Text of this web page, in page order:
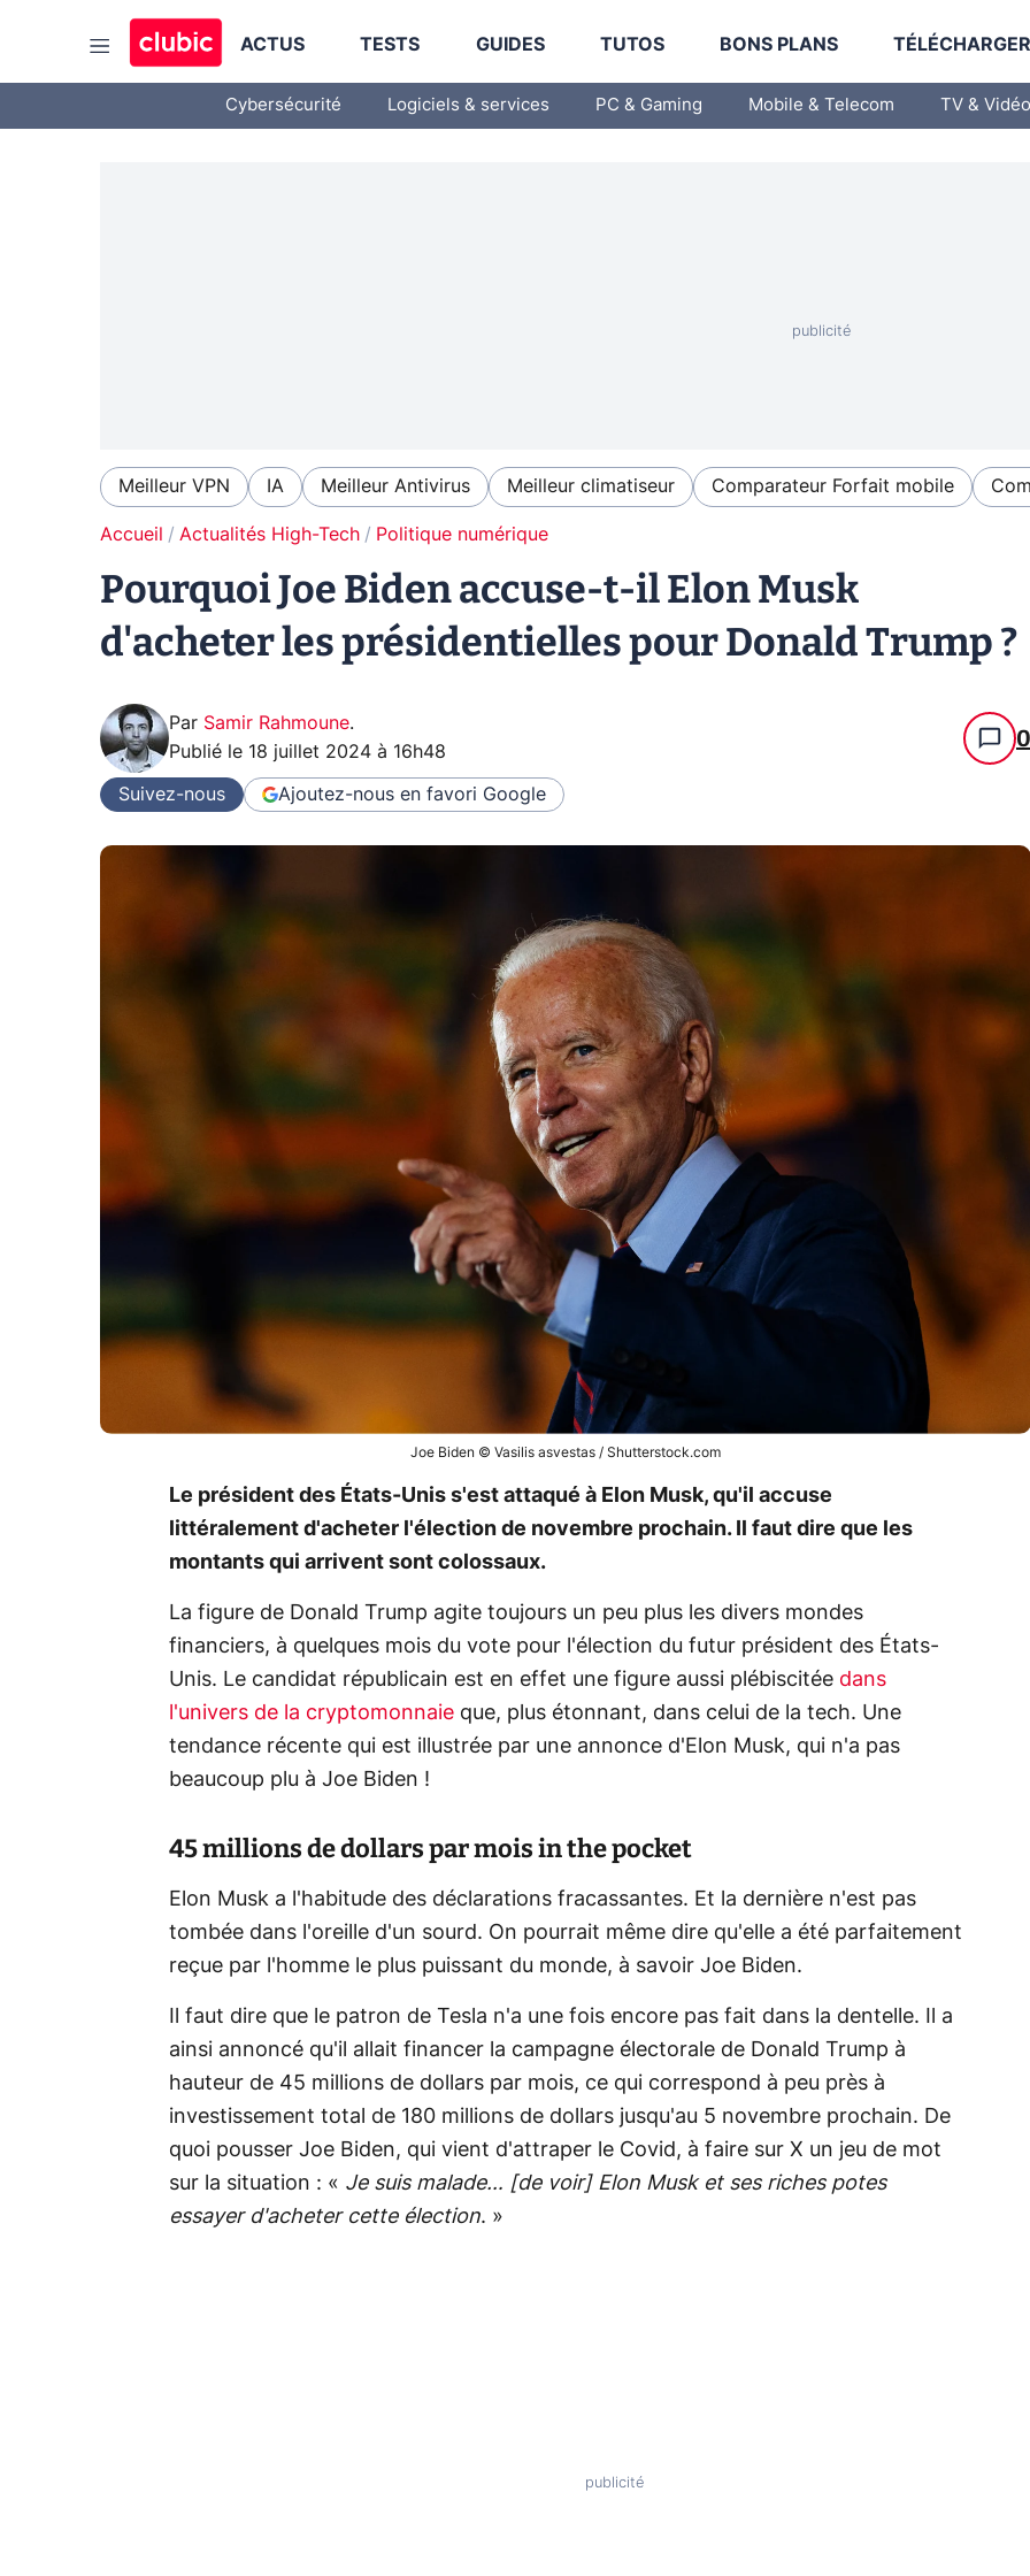
ACTUS TESTS GUIDES TUTOS BONS PLANS
Cybersécurité Logiciels & services PC & Gaming Mobile & Telecom TV & Vidéo
Meilleur VPN IA Meilleur Antivirus Meilleur climatiseur Comparateur Forfait mobile
Accueil Actualités High-Tech Politique numérique
Pourquoi Joe Biden accuse-t-il Elon Musk
d'acheter les présidentielles pour Donald Trump ?
Par Samir Rahmoune.
Publié le 18 juillet 2024 à 16h48 0
Suivez-nous Ajoutez-nous en favori Google
Joe Biden © Vasilis asvestas / Shutterstock.com
Le président des États-Unis s'est attaqué à Elon Musk, qu'il accuse
littéralement d'acheter l'élection de novembre prochain. Il faut dire que les
montants qui arrivent sont colossaux.
La figure de Donald Trump agite toujours un peu plus les divers mondes
financiers, à quelques mois du vote pour l'élection du futur président des États-
Unis. Le candidat républicain est en effet une figure aussi plébiscitée dans
l'univers de la cryptomonnaie que, plus étonnant, dans celui de la tech. Une
tendance récente qui est illustrée par une annonce d'Elon Musk, qui n'a pas
beaucoup plu à Joe Biden !
45 millions de dollars par mois in the pocket
Elon Musk a l'habitude des déclarations fracassantes. Et la dernière n'est pas
tombée dans l'oreille d'un sourd. On pourrait même dire qu'elle a été parfaitement
reçue par l'homme le plus puissant du monde, à savoir Joe Biden.
Il faut dire que le patron de Tesla n'a une fois encore pas fait dans la dentelle. Il a
ainsi annoncé qu'il allait financer la campagne électorale de Donald Trump à
hauteur de 45 millions de dollars par mois, ce qui correspond à peu près à
investissement total de 180 millions de dollars jusqu'au 5 novembre prochain. De
quoi pousser Joe Biden, qui vient d'attraper le Covid, à faire sur X un jeu de mot
sur la situation : « Je suis malade… [de voir] Elon Musk et ses riches potes
essayer d'acheter cette élection. »